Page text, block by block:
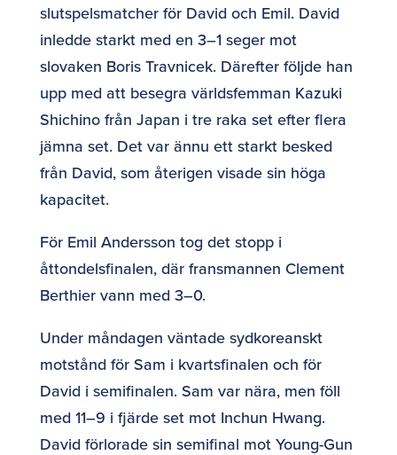
slutspelsmatcher för David och Emil. David
inledde starkt med en 3–1 seger mot
slovaken Boris Travnicek. Därefter följde han
upp med att besegra världsfemman Kazuki
Shichino från Japan i tre raka set efter flera
jämna set. Det var ännu ett starkt besked
från David, som återigen visade sin höga
kapacitet.
För Emil Andersson tog det stopp i
åttondelsfinalen, där fransmannen Clement
Berthier vann med 3–0.
Under måndagen väntade sydkoreanskt
motstånd för Sam i kvartsfinalen och för
David i semifinalen. Sam var nära, men föll
med 11–9 i fjärde set mot Inchun Hwang.
David förlorade sin semifinal mot Young-Gun